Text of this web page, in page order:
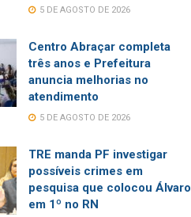
5 DE AGOSTO DE 2026
Centro Abraçar completa
três anos e Prefeitura
anuncia melhorias no
atendimento
5 DE AGOSTO DE 2026
TRE manda PF investigar
possíveis crimes em
pesquisa que colocou Álvaro
em 1º no RN